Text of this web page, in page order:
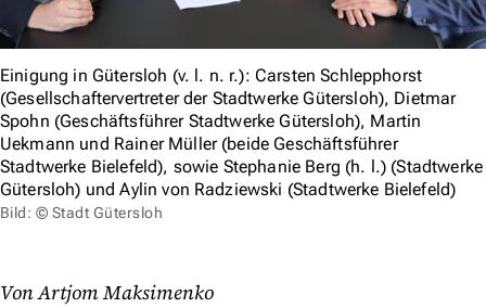
Einigung in Gütersloh (v. l. n. r.): Carsten Schlepphorst
(Gesellschaftervertreter der Stadtwerke Gütersloh), Dietmar
Spohn (Geschäftsführer Stadtwerke Gütersloh), Martin
Uekmann und Rainer Müller (beide Geschäftsführer
Stadtwerke Bielefeld), sowie Stephanie Berg (h. l.) (Stadtwerke
Gütersloh) und Aylin von Radziewski (Stadtwerke Bielefeld)
Bild: © Stadt Gütersloh
Von Artjom Maksimenko